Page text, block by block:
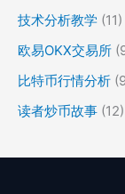
技术分析教学 (11)
欧易OKX交易所
比特币行情分析
读者炒币故事 (12)